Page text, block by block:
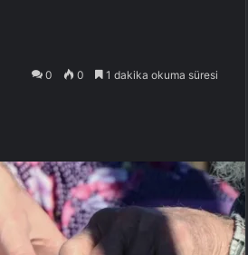
0 0 1 dakika okuma süresi